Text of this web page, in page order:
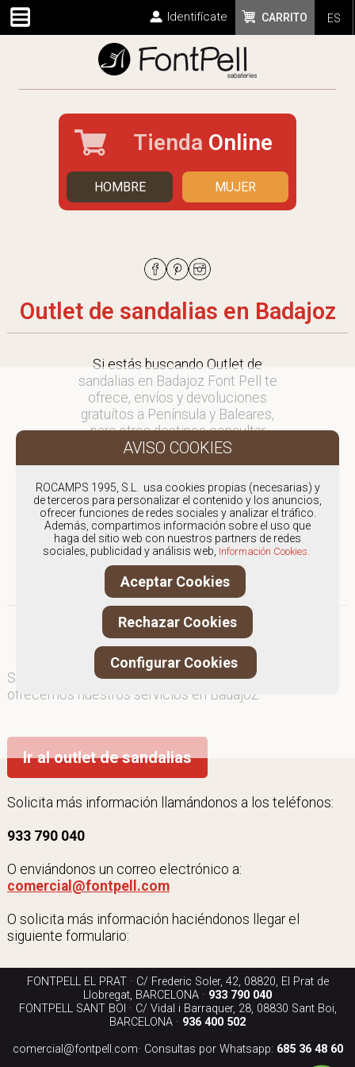
ES
CARRITO
Identifícate
Tienda Online
HOMBRE MUJER
Outlet de sandalias en Badajoz
Si estás buscando Outlet de
sandalias en Badajoz Font Pell te
ofrece, envíos y devoluciones
gratuítos a Península y Baleares,
para otros destinos consultar
en comercial@fontpell.com.
Los envíos a Badajoz gestionados
entre semana se entregarán en
menos de 48 horas; los pedidos
realizados en fin de semana, el
producto se enviará a partir del
lunes.
Somos especialistas en Outlet de sandalias
ofrecemos nuestros servicios en Badajoz.
Ir al outlet de sandalias
Solicita más información llamándonos a los teléfonos:
933 790 040
O enviándonos un correo electrónico a:
comercial@fontpell.com
O solicita más información haciéndonos llegar el
siguiente formulario:
FONTPELL EL PRAT · C/ Frederic Soler, 42, 08820, El Prat de
Llobregat, BARCELONA · 933 790 040
FONTPELL SANT BOI · C/ Vidal i Barraquer, 28, 08830 Sant Boi,
BARCELONA · 936 400 502
comercial@fontpell.com· Consultas por Whatsapp: 685 36 48 60
ROCAMPS 1995, S.L. usa cookies propias (necesarias) y
de terceros para personalizar el contenido y los anuncios,
ofrecer funciones de redes sociales y analizar el tráfico.
Además, compartimos información sobre el uso que
haga del sitio web con nuestros partners de redes
sociales, publicidad y análisis web, Información Cookies.
Aceptar Cookies
Rechazar Cookies
Configurar Cookies